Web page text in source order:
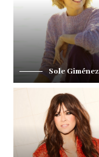
Sole Giménez